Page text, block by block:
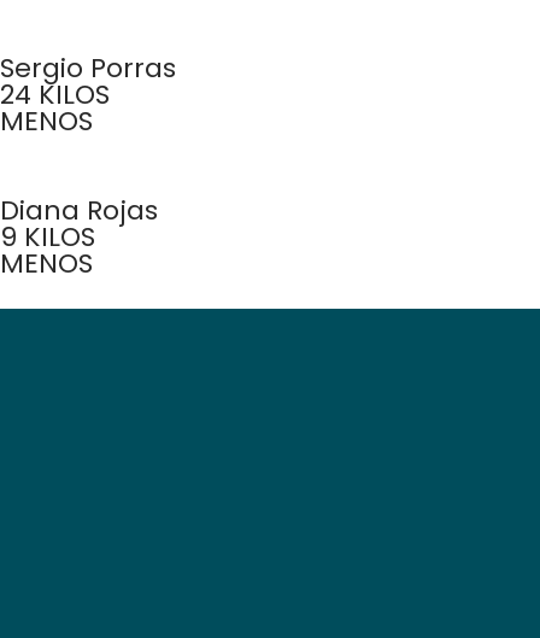
Sergio Porras
24 KILOS
MENOS
Diana Rojas
9 KILOS
MENOS